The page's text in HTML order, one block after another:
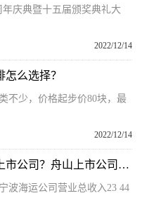
年庆典暨十五届颁奖典礼大
2022/12/14
么选择？
不少，价格起步价80块，最
2022/12/14
舟山概念股有哪些？舟山有几家上市公司？舟山上市公司名单
波海运公司营业总收入23 44